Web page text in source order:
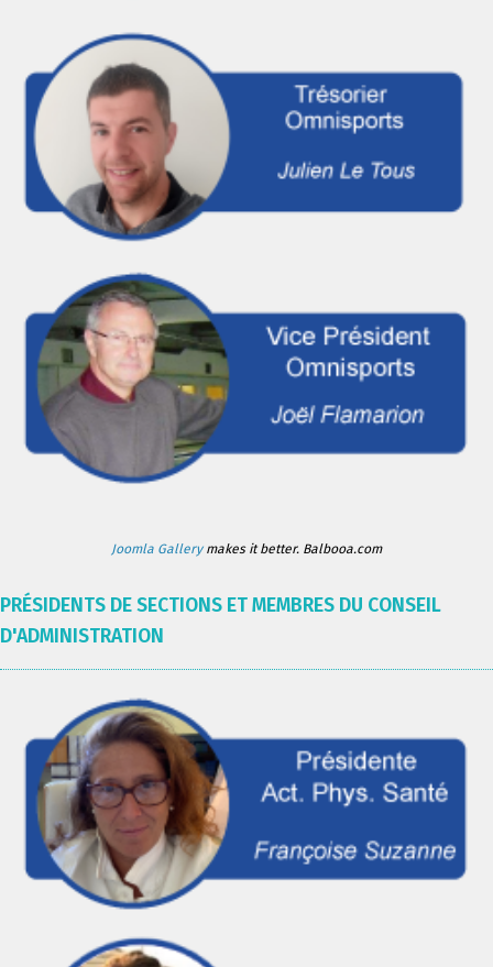
Joomla Gallerymakes it better. Balbooa.com
PRÉSIDENTS DE SECTIONS ET MEMBRES DU CONSEIL
D'ADMINISTRATION